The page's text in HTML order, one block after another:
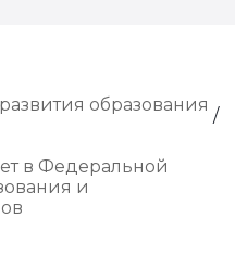
образования
в Федеральной
и